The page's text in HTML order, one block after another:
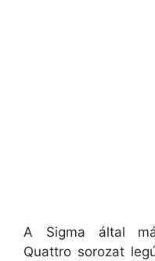
A Sigma által
Quattro sorozat